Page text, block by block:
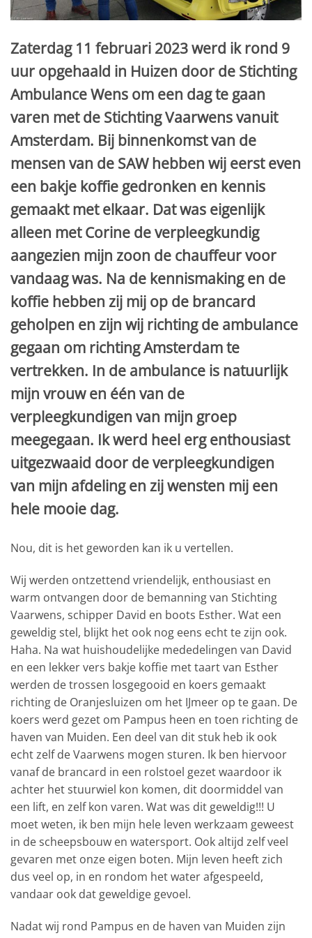
Zaterdag 11 februari 2023 werd ik rond 9
uur opgehaald in Huizen door de Stichting
Ambulance Wens om een dag te gaan
varen met de Stichting Vaarwens vanuit
Amsterdam. Bij binnenkomst van de
mensen van de SAW hebben wij eerst even
een bakje koffie gedronken en kennis
gemaakt met elkaar. Dat was eigenlijk
alleen met Corine de verpleegkundig
aangezien mijn zoon de chauffeur voor
vandaag was. Na de kennismaking en de
koffie hebben zij mij op de brancard
geholpen en zijn wij richting de ambulance
gegaan om richting Amsterdam te
vertrekken. In de ambulance is natuurlijk
mijn vrouw en één van de
verpleegkundigen van mijn groep
meegegaan. Ik werd heel erg enthousiast
uitgezwaaid door de verpleegkundigen
van mijn afdeling en zij wensten mij een
hele mooie dag.
Nou, dit is het geworden kan ik u vertellen.
Wij werden ontzettend vriendelijk, enthousiast en
warm ontvangen door de bemanning van Stichting
Vaarwens, schipper David en boots Esther. Wat een
geweldig stel, blijkt het ook nog eens echt te zijn ook.
Haha. Na wat huishoudelijke mededelingen van David
en een lekker vers bakje koffie met taart van Esther
werden de trossen losgegooid en koers gemaakt
richting de Oranjesluizen om het IJmeer op te gaan. De
koers werd gezet om Pampus heen en toen richting de
haven van Muiden. Een deel van dit stuk heb ik ook
echt zelf de Vaarwens mogen sturen. Ik ben hiervoor
vanaf de brancard in een rolstoel gezet waardoor ik
achter het stuurwiel kon komen, dit doormiddel van
een lift, en zelf kon varen. Wat was dit geweldig!!! U
moet weten, ik ben mijn hele leven werkzaam geweest
in de scheepsbouw en watersport. Ook altijd zelf veel
gevaren met onze eigen boten. Mijn leven heeft zich
dus veel op, in en rondom het water afgespeeld,
vandaar ook dat geweldige gevoel.
Nadat wij rond Pampus en de haven van Muiden zijn